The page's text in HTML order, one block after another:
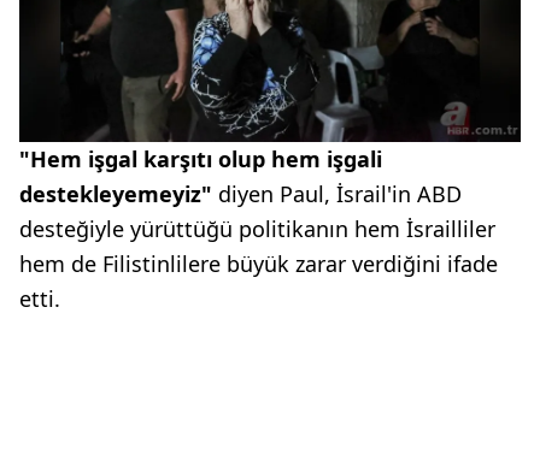
"Hem işgal karşıtı olup hem işgali
destekleyemeyiz" diyen Paul, İsrail'in ABD
desteğiyle yürüttüğü politikanın hem İsrailliler
hem de Filistinlilere büyük zarar verdiğini ifade
etti.